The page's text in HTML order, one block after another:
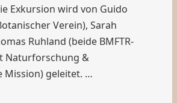
Exkursion wird von Guido
Verein), Sarah
Ruhland (beide BMFTR-
Naturforschung &
Mission) geleitet. …